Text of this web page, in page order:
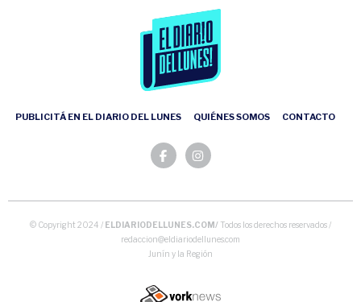
PUBLICITÁ EN EL DIARIO DEL LUNES QUIÉNES SOMOS CONTACTO
© Copyright 2024 / ELDIARIODELLUNES.COM/ Todos los derechos reservados /
redaccion@eldiariodellunes.com
Junín y la Región